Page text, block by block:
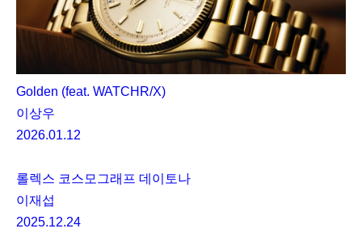
Golden (feat. WATCHR/X)
이상우
2026.01.12
롤렉스 코스모그래프 데이토나
이재섭
2025.12.24